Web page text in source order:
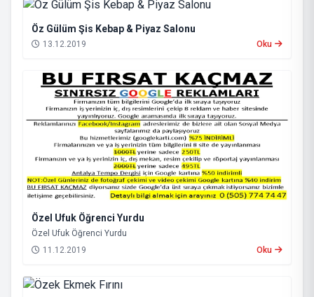
Öz Gülüm Şis Kebap & Piyaz Salonu
13.12.2019 Oku
Özel Ufuk Öğrenci Yurdu
Özel Ufuk Öğrenci Yurdu
11.12.2019
Oku